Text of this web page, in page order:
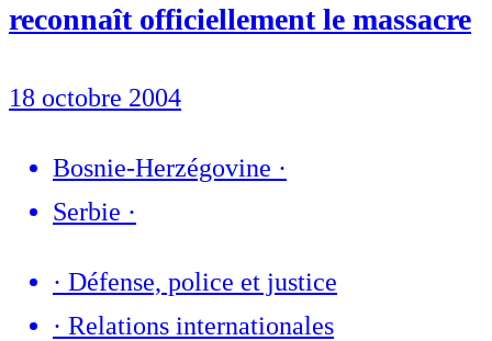
reconnaît officiellement le massacre
18 octobre 2004
Bosnie-Herzégovine ·
Serbie ·
· Défense, police et justice
· Relations internationales